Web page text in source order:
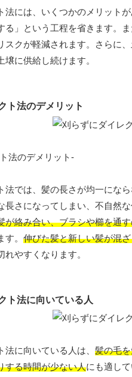
法には、いくつかのメリット
る」という工程を省きます。
スクが軽減されます。さらに
壌に供給し続けます。
ト法のデメリット
法のデメリット-
法では、髪の長さが均一になら
長さになってしまい、不自然
が絡み合い、ブラシや櫛を通
。 伸びた髪と新しい髪が混
やすくなります。
ト法に向いている人
に向いている人は、 髪の毛
する時間が少ない人にも適して